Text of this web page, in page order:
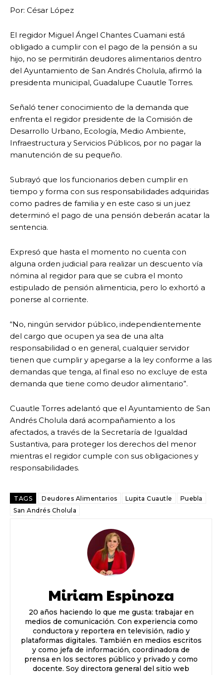
Por: César López
El regidor Miguel Ángel Chantes Cuamani está
obligado a cumplir con el pago de la pensión a su
hijo, no se permitirán deudores alimentarios dentro
del Ayuntamiento de San Andrés Cholula, afirmó la
presidenta municipal, Guadalupe Cuautle Torres.
Señaló tener conocimiento de la demanda que
enfrenta el regidor presidente de la Comisión de
Desarrollo Urbano, Ecología, Medio Ambiente,
Infraestructura y Servicios Públicos, por no pagar la
manutención de su pequeño.
Subrayó que los funcionarios deben cumplir en
tiempo y forma con sus responsabilidades adquiridas
como padres de familia y en este caso si un juez
determinó el pago de una pensión deberán acatar la
sentencia.
Expresó que hasta el momento no cuenta con
alguna orden judicial para realizar un descuento vía
nómina al regidor para que se cubra el monto
estipulado de pensión alimenticia, pero lo exhortó a
ponerse al corriente.
“No, ningún servidor público, independientemente
del cargo que ocupen ya sea de una alta
responsabilidad o en general, cualquier servidor
tienen que cumplir y apegarse a la ley conforme a las
demandas que tenga, al final eso no excluye de esta
demanda que tiene como deudor alimentario”.
Cuautle Torres adelantó que el Ayuntamiento de San
Andrés Cholula dará acompañamiento a los
afectados, a través de la Secretaría de Igualdad
Sustantiva, para proteger los derechos del menor
mientras el regidor cumple con sus obligaciones y
responsabilidades.
TAGS Deudores Alimentarios Lupita Cuautle
Puebla
San Andrés Cholula
Miriam Espinoza
20 años haciendo lo que me gusta: trabajar en
medios de comunicación. Con experiencia como
conductora y reportera en televisión, radio y
plataformas digitales. También en medios escritos
y como jefa de información, coordinadora de
prensa en los sectores público y privado y como
docente. Soy directora general del sitio web